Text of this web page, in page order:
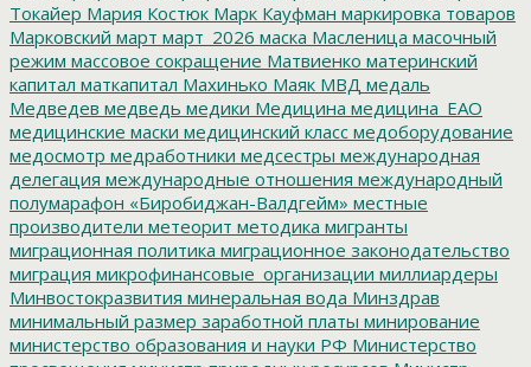
Токайер Мария Костюк Марк Кауфман маркировка товаров
Марковский март март_2026 маска Масленица масочный
режим массовое сокращение Матвиенко материнский
капитал маткапитал Махинько Маяк МВД медаль
Медведев медведь медики Медицина медицина_ЕАО
медицинские маски медицинский класс медоборудование
медосмотр медработники медсестры международная
делегация международные отношения международный
полумарафон «Биробиджан-Валдгейм» местные
производители метеорит методика мигранты
миграционная политика миграционное законодательство
миграция микрофинансовые_организации миллиардеры
Минвостокразвития минеральная вода Минздрав
минимальный размер заработной платы минирование
министерство образования и науки РФ Министерство